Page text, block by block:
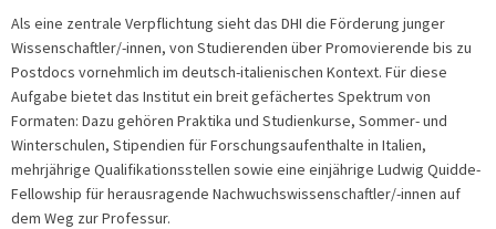
Als eine zentrale Verpflichtung sieht das DHI die Förderung junger
Wissenschaftler/-innen, von Studierenden über Promovierende bis zu
Postdocs vornehmlich im deutsch-italienischen Kontext. Für diese
Aufgabe bietet das Institut ein breit gefächertes Spektrum von
Formaten: Dazu gehören Praktika und Studienkurse, Sommer- und
Winterschulen, Stipendien für Forschungsaufenthalte in Italien,
mehrjährige Qualifikationsstellen sowie eine einjährige Ludwig Quidde-
Fellowship für herausragende Nachwuchswissenschaftler/-innen auf
dem Weg zur Professur.